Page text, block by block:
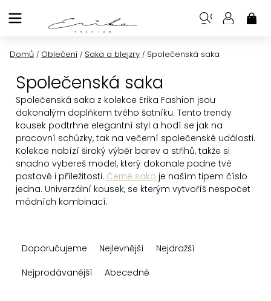
na
Domů / Oblečení / Saka a blejzry / Společenská saka
Společenská saka
Společenská saka z kolekce Erika Fashion jsou
dokonalým doplňkem tvého šatníku. Tento trendy
kousek podtrhne elegantní styl a hodí se jak na
pracovní schůzky, tak na večerní společenské události.
Kolekce nabízí široký výběr barev a střihů, takže si
snadno vybereš model, který dokonale padne tvé
postavě i příležitosti. Černé sako je naším tipem číslo
jedna. Univerzální kousek, se kterým vytvoříš nespočet
módních kombinací.
aDoporučujeme Nejlevnější
Nejdražší
Nejprodávanější
Abecedně